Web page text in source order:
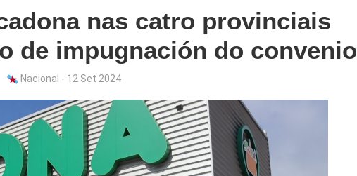
nas catro provinciais
de impugnación do convenio
Nacional - 12 Set 2024